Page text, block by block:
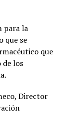
para la
que se
que
los
Director